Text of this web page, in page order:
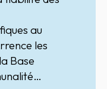
au
les
Base